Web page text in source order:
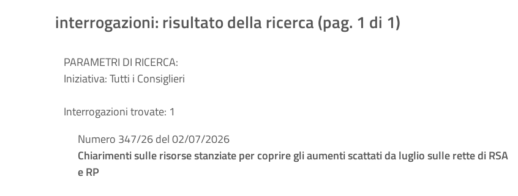
interrogazioni: risultato della ricerca (pag. 1 di 1)
PARAMETRI DI RICERCA:
Iniziativa:Tutti i Consiglieri
Interrogazioni trovate: 1
Numero 347/26 del 02/07/2026
Chiarimenti sulle risorse stanziate per coprire gli aumenti scattati da luglio sulle rette di RSA
e RP